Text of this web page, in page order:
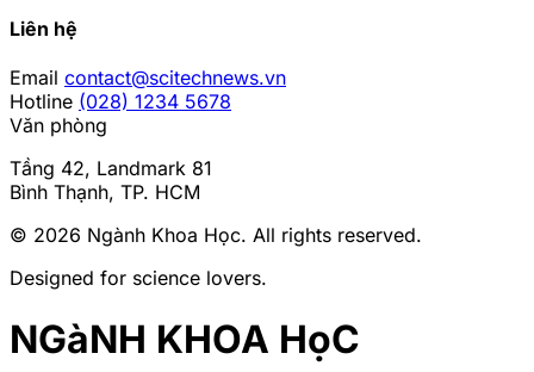
Liên hệ
Email contact@scitechnews.vn
Hotline (028) 1234 5678
Văn phòng
Tầng 42, Landmark 81
Bình Thạnh, TP. HCM
© 2026 Ngành Khoa Học. All rights reserved.
Designed for science lovers.
NGàNH KHOA HọC